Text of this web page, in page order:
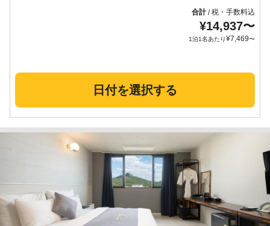
合計/税・手数料込
¥14,937〜
1泊1名あたり¥7,469〜
日付を選択する